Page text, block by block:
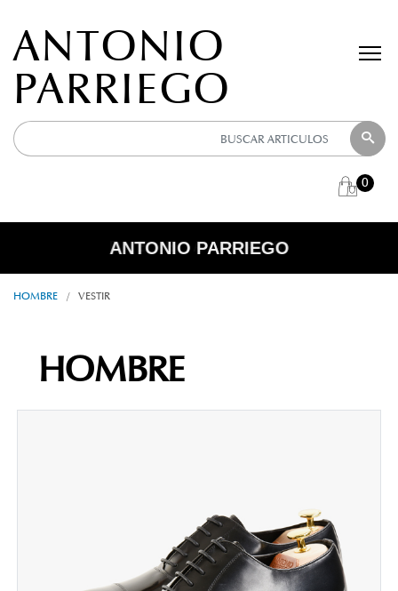
ANTONIO
PARRIEGO
0
R E B A J A S
ANTONIO PARRIEGO
HOMBRE / VESTIR
HOMBRE